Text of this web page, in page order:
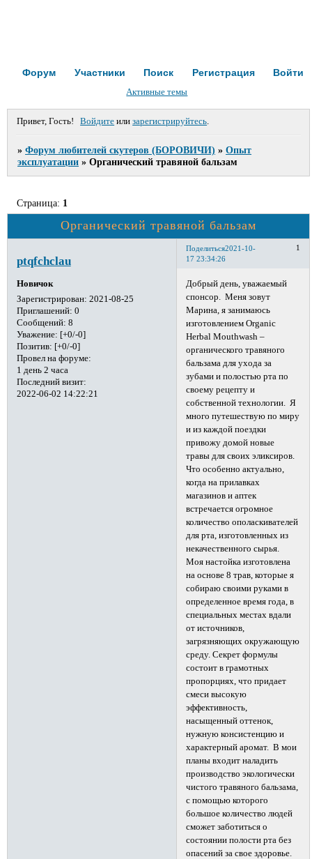
Форум Участники Поиск Регистрация Войти
Активные темы
Привет, Гость! Войдите илизарегистрируйтесь.
»Форум любителей скутеров (БОРОВИЧИ) »Опыт
эксплуатации »Органический травяной бальзам
Органический травяной бальзам
Страница: 1
Поделиться 1
2021-10-
17 23:34:26
ptqfchclau
Новичок
Зарегистрирован: 2021-08-25
Приглашений: 0
Сообщений: 8
Уважение: [+0/-0]
Позитив: [+0/-0]
Провел на форуме:
1 день 2 часа
Последний визит:
2022-06-02 14:22:21
Добрый день, уважаемый
спонсор. Меня зовут
Марина, я занимаюсь
изготовлением Organic
Herbal Mouthwash –
органического травяного
бальзама для ухода за
зубами и полостью рта по
своему рецепту и
собственной технологии. Я
много путешествую по миру
и из каждой поездки
привожу домой новые
травы для своих эликсиров.
Что особенно актуально,
когда на прилавках
магазинов и аптек
встречается огромное
количество ополаскивателей
для рта, изготовленных из
некачественного сырья.
Моя настойка изготовлена
на основе 8 трав, которые я
собираю своими руками в
определенное время года, в
специальных местах вдали
от источников,
загрязняющих окружающую
среду. Секрет формулы
состоит в грамотных
пропорциях, что придает
смеси высокую
эффективность,
насыщенный оттенок,
нужную консистенцию и
характерный аромат. В мои
планы входит наладить
производство экологически
чистого травяного бальзама,
с помощью которого
большое количество людей
сможет заботиться о
состоянии полости рта без
опасений за свое здоровье.